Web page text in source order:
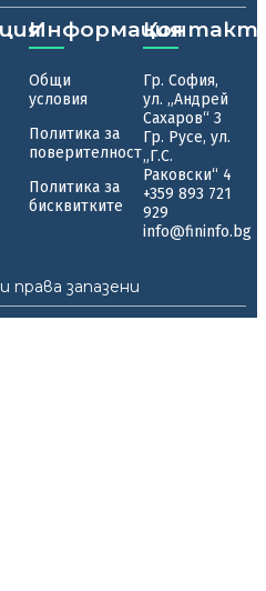
Информация
Общи
условия
Политика за
поверителност
Политика за
бисквитките
Гр. София,
ул. „Андрей
Сахаров“ 3
Гр. Русе, ул.
„Г.С.
Раковски“ 4
+359 893 721
929
info@fininfo.bg
права запазени